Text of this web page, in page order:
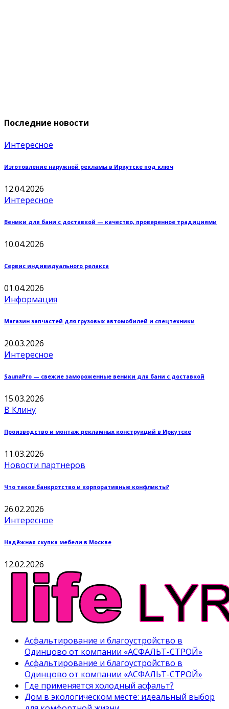
Последние новости
Интересное
Изготовление наружной рекламы в Иркутске под ключ
12.04.2026
Интересное
Веники для бани с доставкой — качество, проверенное традициями
10.04.2026
Сервис индивидуального релакса
01.04.2026
Информация
Магазин запчастей для грузовых автомобилей и спецтехники
20.03.2026
Интересное
SaunaPro — свежие замороженные веники для бани с доставкой
15.03.2026
В Клину
Производство и монтаж рекламных конструкций в Иркутске
11.03.2026
Новости партнеров
Что такое банкротство и корпоративные конфликты?
26.02.2026
Интересное
Надёжная скупка мебели в Москве
12.02.2026
Асфальтирование и благоустройство в
Одинцово от компании «АСФАЛЬТ-СТРОЙ»
Асфальтирование и благоустройство в
Одинцово от компании «АСФАЛЬТ-СТРОЙ»
Где применяется холодный асфальт?
Дом в экологическом месте: идеальный выбор